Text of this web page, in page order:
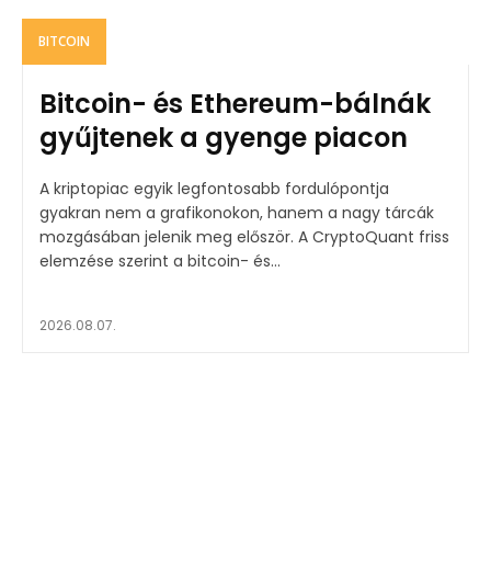
BITCOIN
Bitcoin- és Ethereum-bálnák
gyűjtenek a gyenge piacon
A kriptopiac egyik legfontosabb fordulópontja
gyakran nem a grafikonokon, hanem a nagy tárcák
mozgásában jelenik meg először. A CryptoQuant friss
elemzése szerint a bitcoin- és...
2026.08.07.